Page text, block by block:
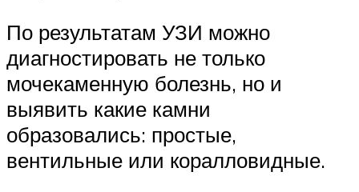
По результатам УЗИ можно
диагностировать не только
мочекаменную болезнь, но и
выявить какие камни
образовались: простые,
вентильные или коралловидные.